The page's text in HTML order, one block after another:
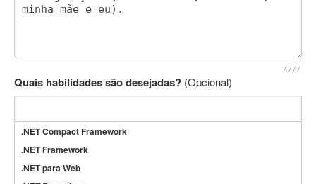
4777
Quais habilidades são desejadas? (Opcional)
.NET Compact Framework
.NET Framework
.NET para Web